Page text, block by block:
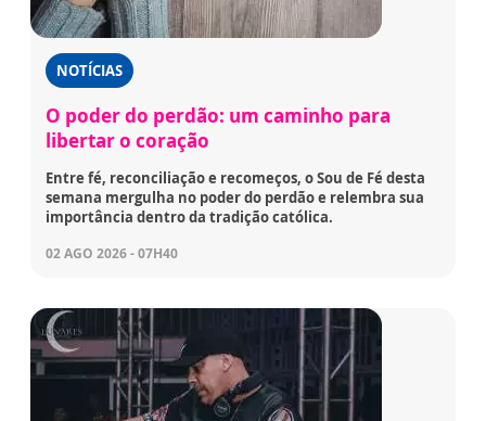
NOTÍCIAS
O poder do perdão: um caminho para
libertar o coração
Entre fé, reconciliação e recomeços, o Sou de Fé desta
semana mergulha no poder do perdão e relembra sua
importância dentro da tradição católica.
02 AGO 2026 - 07H40